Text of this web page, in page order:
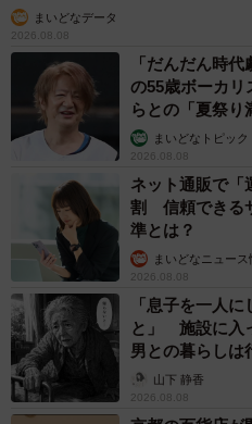
まいどなデータ
2026.08.08
「だんだん時
の55歳ボーカ
らとの「夏祭り
まいどなトピック
2026.08.08
ネット通販で「
割 信頼できる
準とは？
まいどなニュース
2026.08.08
「息子を一人
と」 施設に入
男との暮らし
から】山下 静香
2026.08.08